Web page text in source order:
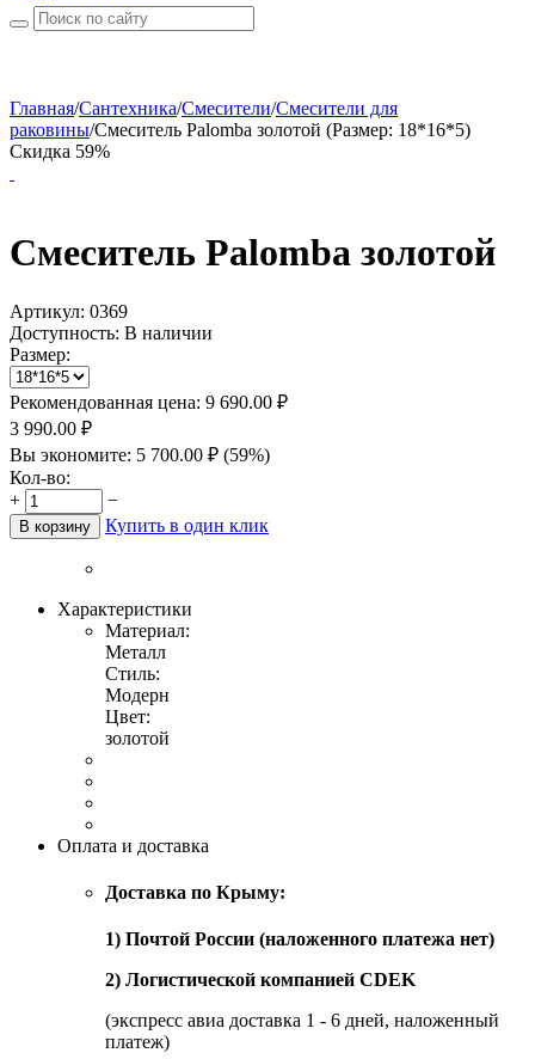
Главная/Сантехника/Смесители/Смесители для
раковины/Смеситель Palomba золотой (Размер: 18*16*5)
Скидка 59%
Смеситель Palomba золотой
Артикул: 0369
Доступность: В наличии
Размер:
Рекомендованная цена: 9 690.00 ₽
3 990.00 ₽
Вы экономите: 5 700.00 ₽ (59%)
Кол-во:
+
−
В корзину Купить в один клик
Характеристики
Материал:
Металл
Стиль:
Модерн
Цвет:
золотой
Оплата и доставка
Доставка по Крыму:
1) Почтой России (наложенного платежа нет)
2) Логистической компанией CDEK
(экспресс авиа доставка 1 - 6 дней, наложенный
платеж)